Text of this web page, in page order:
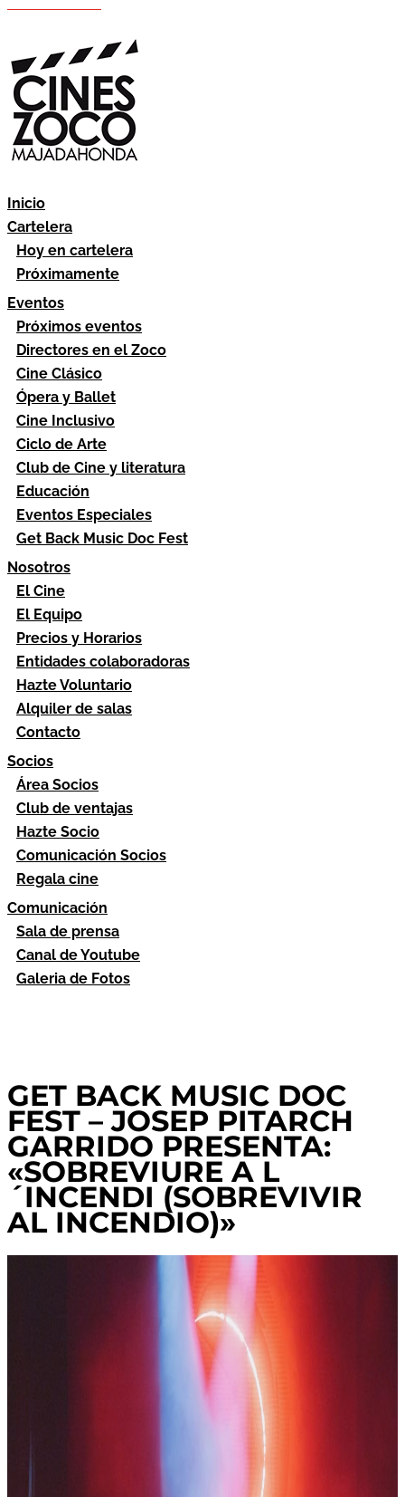
Inicio
Cartelera
Hoy en cartelera
Próximamente
Eventos
Próximos eventos
Directores en el Zoco
Cine Clásico
Ópera y Ballet
Cine Inclusivo
Ciclo de Arte
Club de Cine y literatura
Educación
Eventos Especiales
Get Back Music Doc Fest
Nosotros
El Cine
El Equipo
Precios y Horarios
Entidades colaboradoras
Hazte Voluntario
Alquiler de salas
Contacto
Socios
Área Socios
Club de ventajas
Hazte Socio
Comunicación Socios
Regala cine
Comunicación
Sala de prensa
Canal de Youtube
Galeria de Fotos
GET BACK MUSIC DOC
FEST – JOSEP PITARCH
GARRIDO PRESENTA:
«SOBREVIURE A L
´INCENDI (SOBREVIVIR
AL INCENDIO)»